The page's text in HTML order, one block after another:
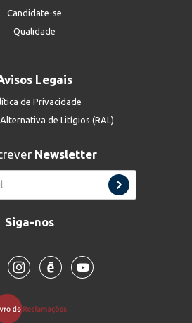
Candidate-se
Qualidade
Legais
de Privacidade
de Litígios (RAL)
Newsletter
Siga-nos